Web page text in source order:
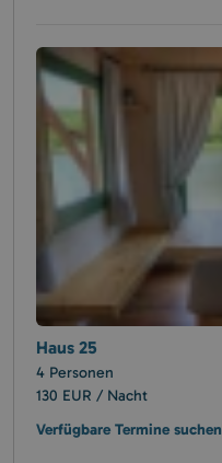
Haus 25
4 Personen
130 EUR / Nacht
Verfügbare Termine suchen